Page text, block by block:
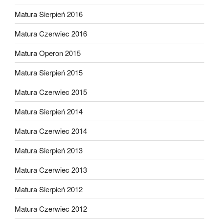
Matura Sierpień 2016
Matura Czerwiec 2016
Matura Operon 2015
Matura Sierpień 2015
Matura Czerwiec 2015
Matura Sierpień 2014
Matura Czerwiec 2014
Matura Sierpień 2013
Matura Czerwiec 2013
Matura Sierpień 2012
Matura Czerwiec 2012